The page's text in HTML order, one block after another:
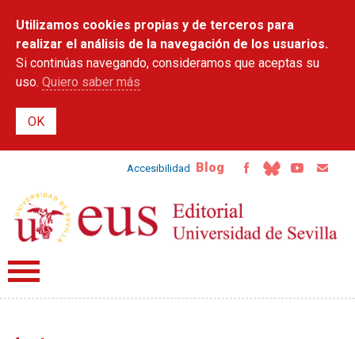
contenido
principal
Utilizamos cookies propias y de terceros para
realizar el análisis de la navegación de los usuarios.
Si continúas navegando, consideramos que aceptas su
uso. Quiero saber más
Accesibilidad Blog